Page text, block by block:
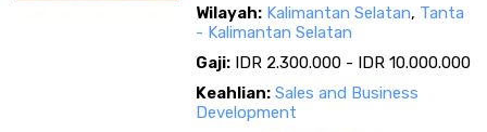
Wilayah: Kalimantan Selatan, Tanta
- Kalimantan Selatan
Gaji: IDR 2.300.000 - IDR 10.000.000
Keahlian: Sales and Business
Development